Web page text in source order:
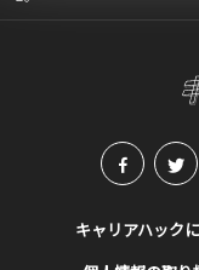
キャリアハック